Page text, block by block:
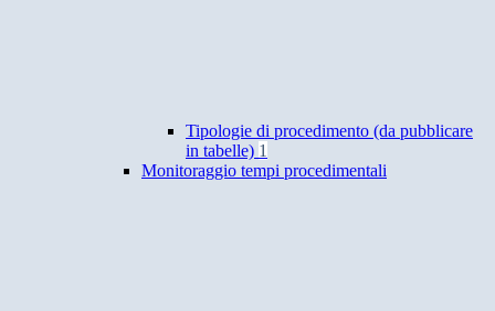
Tipologie di procedimento (da pubblicare
in tabelle) 1
Monitoraggio tempi procedimentali